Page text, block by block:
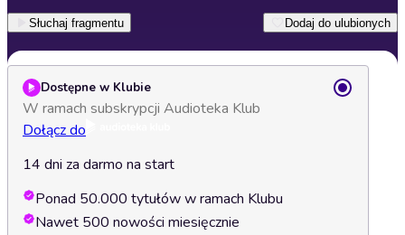
Słuchaj fragmentu Dodaj do ulubionych
Dostępne w Klubie
W ramach subskrypcji Audioteka Klub
Dołącz do
14 dni za darmo na start
Ponad 50.000 tytułów w ramach Klubu
Nawet 500 nowości miesięcznie